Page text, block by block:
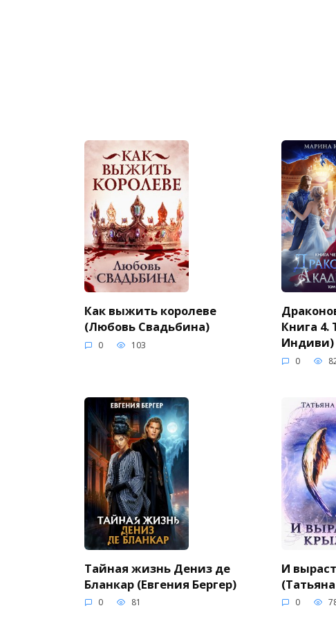
Как выжить королеве
(Любовь Свадьбина)
0 103
Книга 4.
Индиви)
0
Тайная жизнь Дениз де
Бланкар (Евгения Бергер)
0 81
И
0